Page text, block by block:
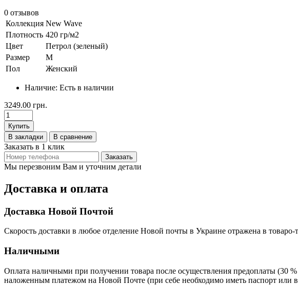
0 отзывов
Коллекция New Wave
Плотность 420 гр/м2
Цвет
Петрол (зеленый)
Размер
M
Пол
Женский
Наличие: Есть в наличии
3249.00 грн.
Купить
В закладки
В сравнение
Заказать в 1 клик
Заказать
Мы перезвоним Вам и уточним детали
Доставка и оплата
Доставка Новой Почтой
Скорость доставки в любое отделение Новой почты в Украине отражена в
Наличными
Оплата наличными при получении товара после осуществления предоплаты (30
наложенным платежом на Новой Почте (при себе необходимо иметь паспорт или